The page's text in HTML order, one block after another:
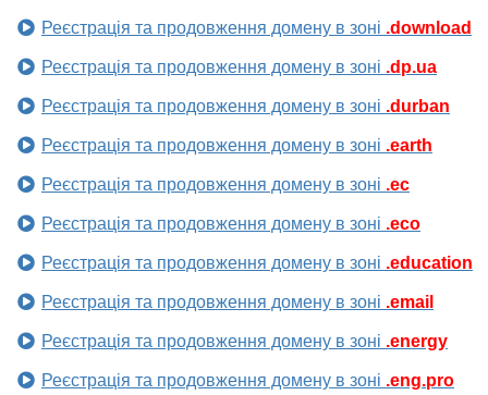
Реєстрація та продовження домену в зоні .download
Реєстрація та продовження домену в зоні .dp.ua
Реєстрація та продовження домену в зоні .durban
Реєстрація та продовження домену в зоні .earth
Реєстрація та продовження домену в зоні .ec
Реєстрація та продовження домену в зоні .eco
Реєстрація та продовження домену в зоні .education
Реєстрація та продовження домену в зоні .email
Реєстрація та продовження домену в зоні .energy
Реєстрація та продовження домену в зоні .eng.pro